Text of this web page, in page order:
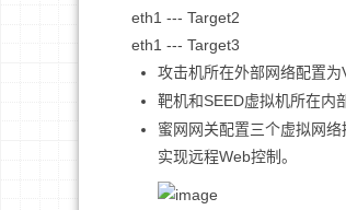
攻击机所在外部网络配置
靶机和SEED虚拟机所在内
蜜网网关配置三个虚拟网
实现远程Web控制。